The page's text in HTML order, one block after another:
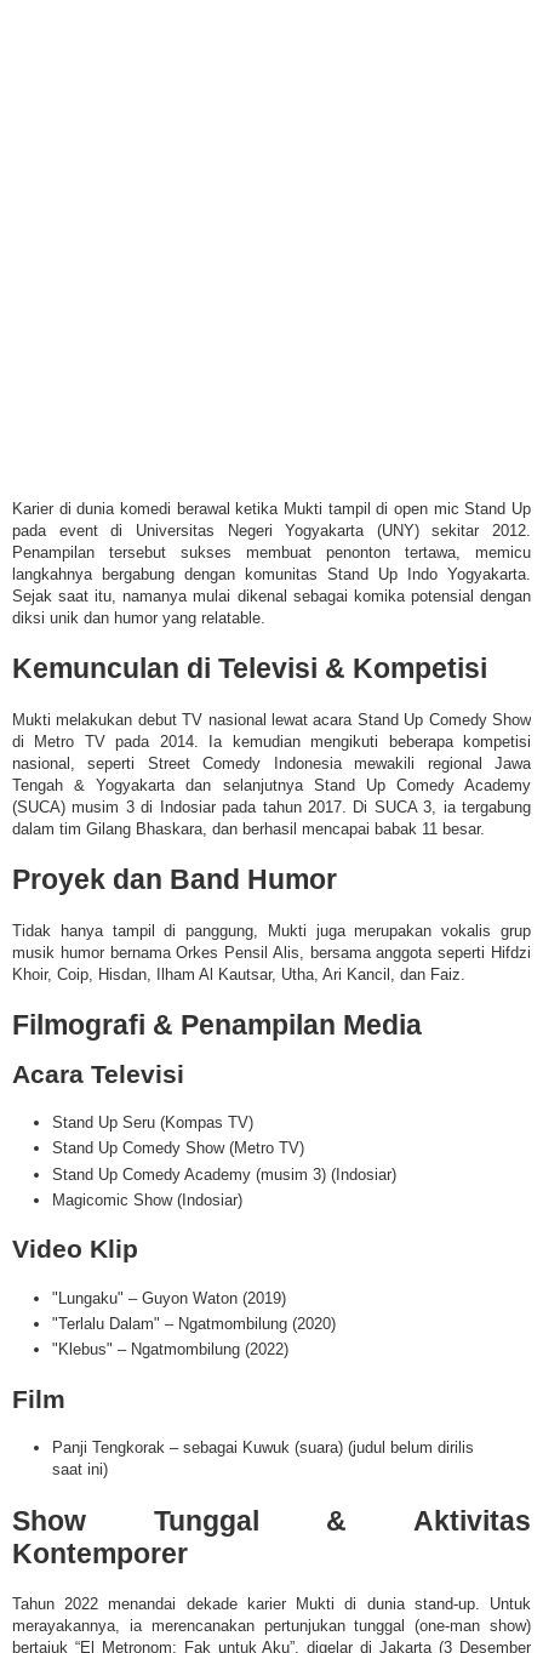
Karier di dunia komedi berawal ketika Mukti tampil di open mic Stand Up
pada event di Universitas Negeri Yogyakarta (UNY) sekitar 2012
Penampilan tersebut sukses membuat penonton tertawa, memicu
langkahnya bergabung dengan komunitas Stand Up Indo Yogyakarta.
Sejak saat itu, namanya mulai dikenal sebagai komika potensial dengan
diksi unik dan humor yang relatable.
Kemunculan di Televisi & Kompetisi
Mukti melakukan debut TV nasional lewat acara Stand Up Comedy Show
di Metro TV pada 2014.
Ia kemudian mengikuti beberapa kompetisi
nasional, seperti Street Comedy Indonesia mewakili regional Jawa
Tengah & Yogyakarta dan selanjutnya Stand Up Comedy Academy
(SUCA) musim 3 di Indosiar pada tahun 2017. Di SUCA 3, ia tergabung
dalam tim Gilang Bhaskara, dan berhasil mencapai babak 11 besar.
Proyek dan Band Humor
Tidak hanya tampil di panggung, Mukti juga merupakan vokalis grup
musik humor bernama Orkes Pensil Alis, bersama anggota seperti Hifdzi
Khoir, Coip, Hisdan, Ilham Al Kautsar, Utha, Ari Kancil, dan Faiz.
Filmografi & Penampilan Media
Acara Televisi
Stand Up Seru (Kompas TV)
Stand Up Comedy Show (Metro TV)
Stand Up Comedy Academy (musim 3) (Indosiar)
Magicomic Show (Indosiar)
Video Klip
"Lungaku" – Guyon Waton (2019)
"Terlalu Dalam" – Ngatmombilung (2020)
"Klebus" – Ngatmombilung (2022)
Film
Panji Tengkorak – sebagai Kuwuk (suara) (judul belum dirilis
saat ini)
Show Tunggal & Aktivitas
Kontemporer
Tahun 2022 menandai dekade karier Mukti di dunia stand-up. Untuk
merayakannya, ia merencanakan pertunjukan tunggal (one-man show)
bertajuk “El Metronom: Fak untuk Aku”, digelar di Jakarta (3 Desember